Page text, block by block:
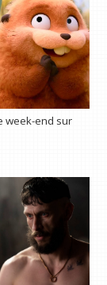
week-end sur